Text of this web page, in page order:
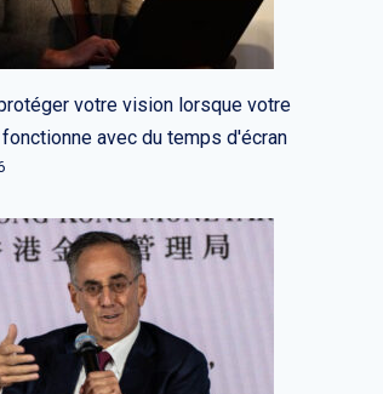
votre vision lorsque votre
avec du temps d'écran